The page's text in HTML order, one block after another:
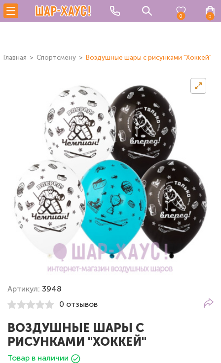
0 0
Главная Спортсмену Воздушные шары с рисунками "Хоккей"
Артикул: 3948
0 отзывов
ВОЗДУШНЫЕ ШАРЫ С
РИСУНКАМИ "ХОККЕЙ"
Товар в наличии